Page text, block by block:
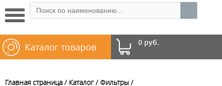
0 руб.
Каталог товаров
Главная страница Каталог
Фильтры